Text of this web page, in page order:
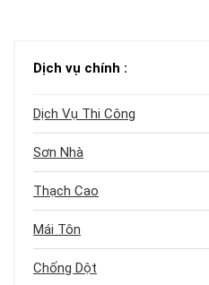
Dịch vụ chính :
Dịch Vụ Thi Công
Sơn Nhà
Thạch Cao
Mái Tôn
Chống Dột